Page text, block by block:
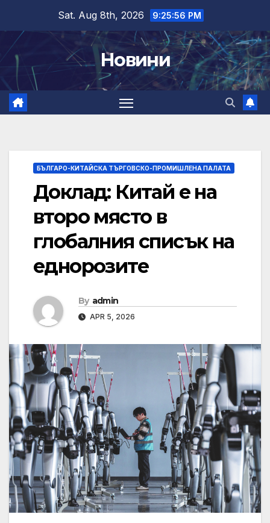
content
Sat. Aug 8th, 2026 9:25:57 PM
Новини
БЪЛГАРО-КИТАЙСКА ТЪРГОВСКО-ПРОМИШЛЕНА ПАЛАТА
Доклад: Китай е на
второ място в
глобалния списък на
еднорозите
By admin
APR 5, 2026